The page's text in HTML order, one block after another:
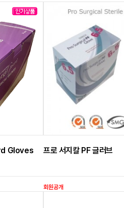
Gloves 프로 서지칼 PF 글러브
회원공개